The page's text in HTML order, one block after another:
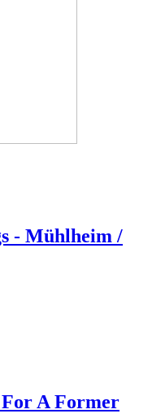
- Mühlheim /
A Former